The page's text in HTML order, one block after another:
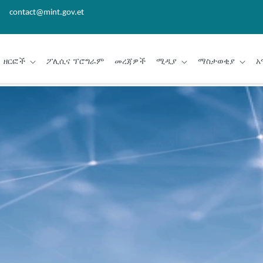
contact@mint.gov.et
ዘርፎች ፖሊሲና ፕሮግራም መረጃዎች ሚዲያ ማስታወቂያ